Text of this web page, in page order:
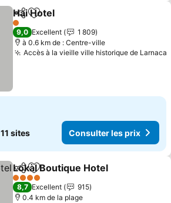
PartagerAjouter à mes favoris
Hai Hotel
1 Étoiles
9,0 Excellent
1 809
à 0.6 km de : Centre-ville
Accès à la vieille ville historique de Larnaca
11 sites Consulter les prix
PartagerAjouter à mes favoris
Lokàl Boutique Hotel
4 Étoiles
8,7 Excellent
915
0.4 km de la plage